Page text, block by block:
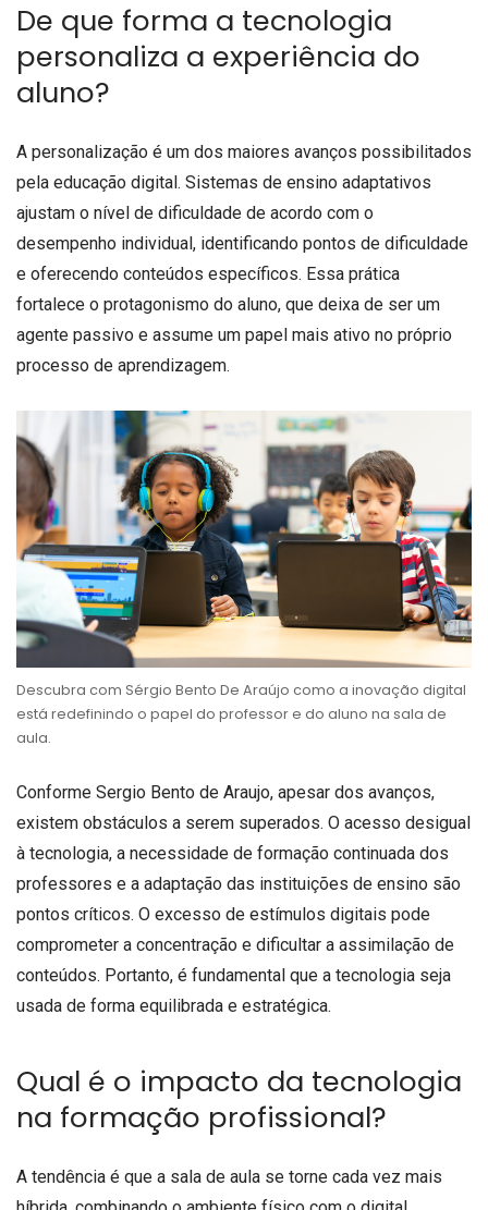
De que forma a tecnologia
personaliza a experiência do
aluno?
A personalização é um dos maiores avanços possibilitados
pela educação digital. Sistemas de ensino adaptativos
ajustam o nível de dificuldade de acordo com o
desempenho individual, identificando pontos de dificuldade
e oferecendo conteúdos específicos. Essa prática
fortalece o protagonismo do aluno, que deixa de ser um
agente passivo e assume um papel mais ativo no próprio
processo de aprendizagem.
Descubra com Sérgio Bento De Araújo como a inovação digital
está redefinindo o papel do professor e do aluno na sala de
aula.
Conforme Sergio Bento de Araujo, apesar dos avanços,
existem obstáculos a serem superados. O acesso desigual
à tecnologia, a necessidade de formação continuada dos
professores e a adaptação das instituições de ensino são
pontos críticos. O excesso de estímulos digitais pode
comprometer a concentração e dificultar a assimilação de
conteúdos. Portanto, é fundamental que a tecnologia seja
usada de forma equilibrada e estratégica.
Qual é o impacto da tecnologia
na formação profissional?
A tendência é que a sala de aula se torne cada vez mais